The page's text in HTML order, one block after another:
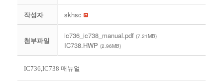
작성자 skhsc
첨부파일
ic736_ic738_manual.pdf (7.21MB)
IC738.HWP (2.96MB)
IC736,IC738 매뉴얼